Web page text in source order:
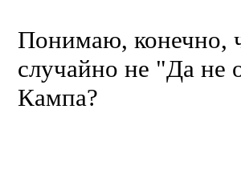
Понимаю, конечно,
случайно не "Да не
Кампа?